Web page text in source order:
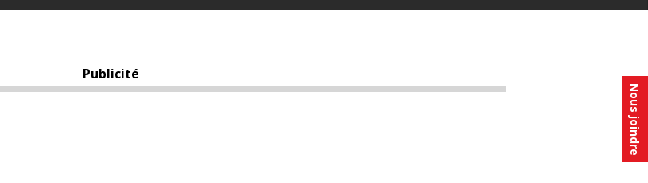
Nous joindre
Publicité